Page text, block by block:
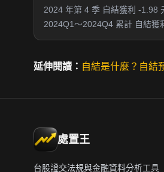
2024 年第 4 季 自結獲利 -1.98
2024Q1～2024Q4 累計 自結獲
延伸閱讀： 自結是什麼？ 自結
處置王
台股證交法規與金融資料分析工具